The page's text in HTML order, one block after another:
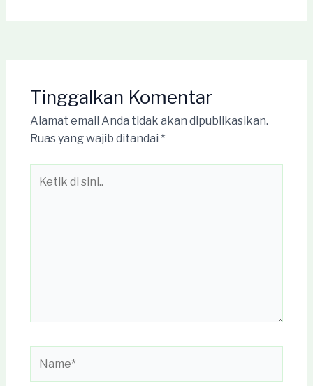
Tinggalkan Komentar
Alamat email Anda tidak akan dipublikasikan.
Ruas yang wajib ditandai *